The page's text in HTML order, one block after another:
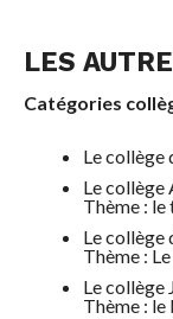
LES
Catégories
Le collège
Le collège
Thème : le
Le collège
Thème :
Le collège
Thème : le